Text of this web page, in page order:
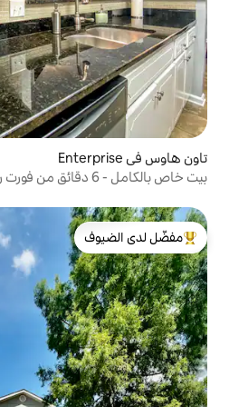
متوسط التقييم 4.95 من 5، 189 مراجعات
4.95 (189)
الضيوف